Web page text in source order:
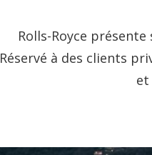
Rolls-Royce
Réservé à des clients
et